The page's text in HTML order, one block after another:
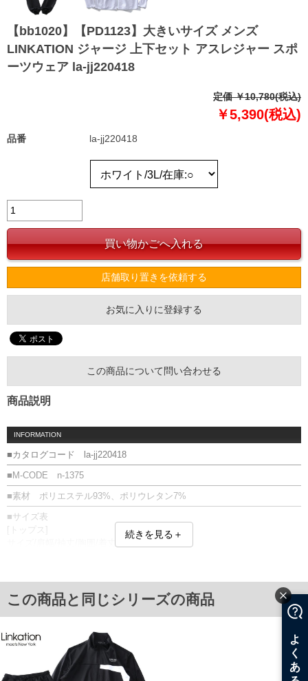
【bb1020】【PD1123】大きいサイズ メンズ
LINKATION ジャージ 上下セット アスレジャー スポ
ーツウェア la-jj220418
定価 ￥10,780(税込)
￥5,390(税込)
品番 la-jj220418
店舗取り置きを依頼する
お気に入りに登録する
この商品について問い合わせる
商品説明
INFORMATION
■カタログコード la-jj220418
■M-CODE n-1375
■素材 ポリエステル93%、ポリウレタン7%
■サイズ表
[トップス]
サイズ/肩幅/袖丈/胸囲/着丈
4L/55/67/136/77.5
5L/57/68/142/79.5
6L/59/69/148/81.5
サイズ/ウエスト/ヒップ/渡幅/股下/股上
2L/86～104/118/34.5/76/31
3L/96～114/128/37.5/76/32
4L/106～124/138/40.5/76/33
続きを見る＋
この商品と同じシリーズの商品